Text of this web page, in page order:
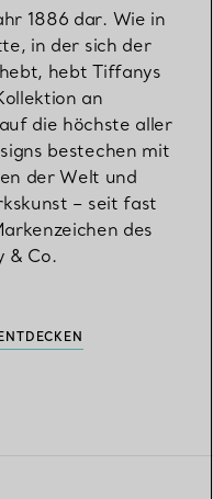
1886 dar. Wie in
in der sich der
hebt Tiffanys
an
die höchste aller
bestechen mit
der Welt und
– seit fast
des
& Co.